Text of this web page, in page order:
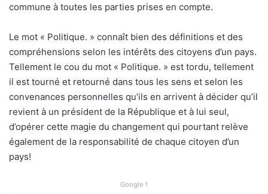
commune à toutes les parties prises en compte.
Le mot « Politique. » connaît bien des définitions et des
compréhensions selon les intérêts des citoyens d’un pays.
Tellement le cou du mot « Politique. » est tordu, tellement
il est tourné et retourné dans tous les sens et selon les
convenances personnelles qu’ils en arrivent à décider qu’il
revient à un président de la République et à lui seul,
d’opérer cette magie du changement qui pourtant relève
également de la responsabilité de chaque citoyen d’un
pays!
Google 1